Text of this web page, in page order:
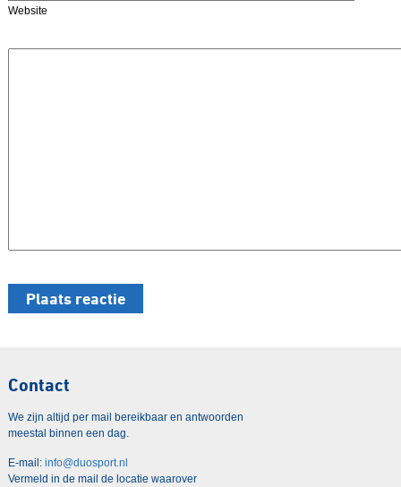
Website
Contact
We zijn altijd per mail bereikbaar en antwoorden
meestal binnen een dag.
E-mail: info@duosport.nl
Vermeld in de mail de locatie waarover